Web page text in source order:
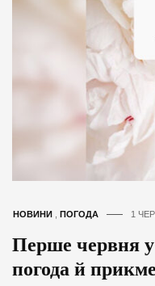
НОВИНИ ПОГОДА 1
Перше червня
погода й